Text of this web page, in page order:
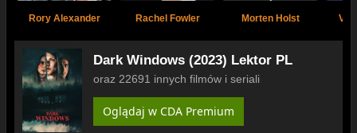
Rory Alexander Rachel Fowler Morten Holst
Dark Windows (2023) Lektor PL
oraz 22691 innych filmów i seriali
Oglądaj w CDA Premium